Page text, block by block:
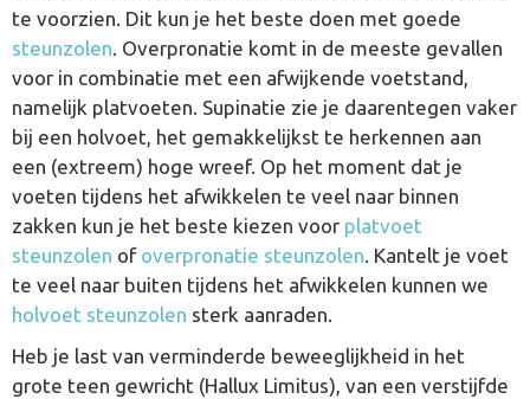
te voorzien. Dit kun je het beste doen met goede
steunzolen. Overpronatie komt in de meeste gevallen
voor in combinatie met een afwijkende voetstand,
namelijk platvoeten. Supinatie zie je daarentegen vaker
bij een holvoet, het gemakkelijkst te herkennen aan
een (extreem) hoge wreef. Op het moment dat je
voeten tijdens het afwikkelen te veel naar binnen
zakken kun je het beste kiezen voor platvoet
steunzolen of overpronatie steunzolen. Kantelt je voet
te veel naar buiten tijdens het afwikkelen kunnen we
holvoet steunzolen sterk aanraden.
Heb je last van verminderde beweeglijkheid in het
grote teen gewricht (Hallux Limitus), van een verstijfde